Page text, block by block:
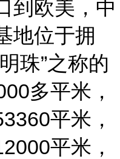
到欧美，中
地位于拥
珠”之称的
多平米，
平米，
平米，